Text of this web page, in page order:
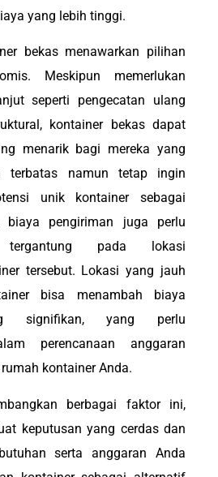
yang lebih tinggi.
bekas menawarkan pilihan
Meskipun memerlukan
seperti pengecatan ulang
kontainer bekas dapat
menarik bagi mereka yang
terbatas namun tetap ingin
unik kontainer sebagai
biaya pengiriman juga perlu
tergantung pada lokasi
tersebut. Lokasi yang jauh
bisa menambah biaya
signifikan, yang perlu
perencanaan anggaran
kontainer Anda.
berbagai faktor ini,
keputusan yang cerdas dan
serta anggaran Anda